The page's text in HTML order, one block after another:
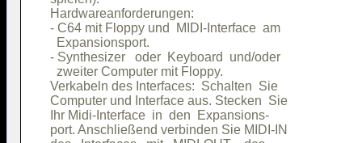
Hardwareanforderungen:
- C64 mit Floppy und  MIDI-Interface  am
  Expansionsport.
- Synthesizer   oder  Keyboard  und/oder
  zweiter Computer mit Floppy.
Verkabeln des Interfaces:  Schalten  Sie
Computer und Interface aus. Stecken  Sie
Ihr Midi-Interface  in  den  Expansions-
port. Anschließend verbinden Sie MIDI-IN